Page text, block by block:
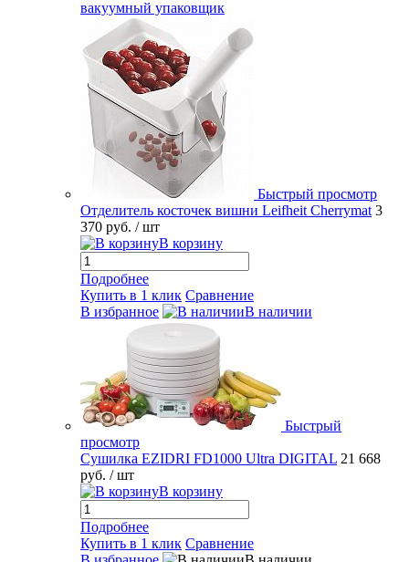
вакуумный упаковщик
Быстрый просмотр
Отделитель косточек вишни Leifheit Cherrymat 3
370 руб. / шт
В корзину
Подробнее
Купить в 1 клик Сравнение
В избранное
В наличии
Быстрый
просмотр
Сушилка EZIDRI FD1000 Ultra DIGITAL 21 668
руб. / шт
В корзину
Подробнее
Купить в 1 клик Сравнение